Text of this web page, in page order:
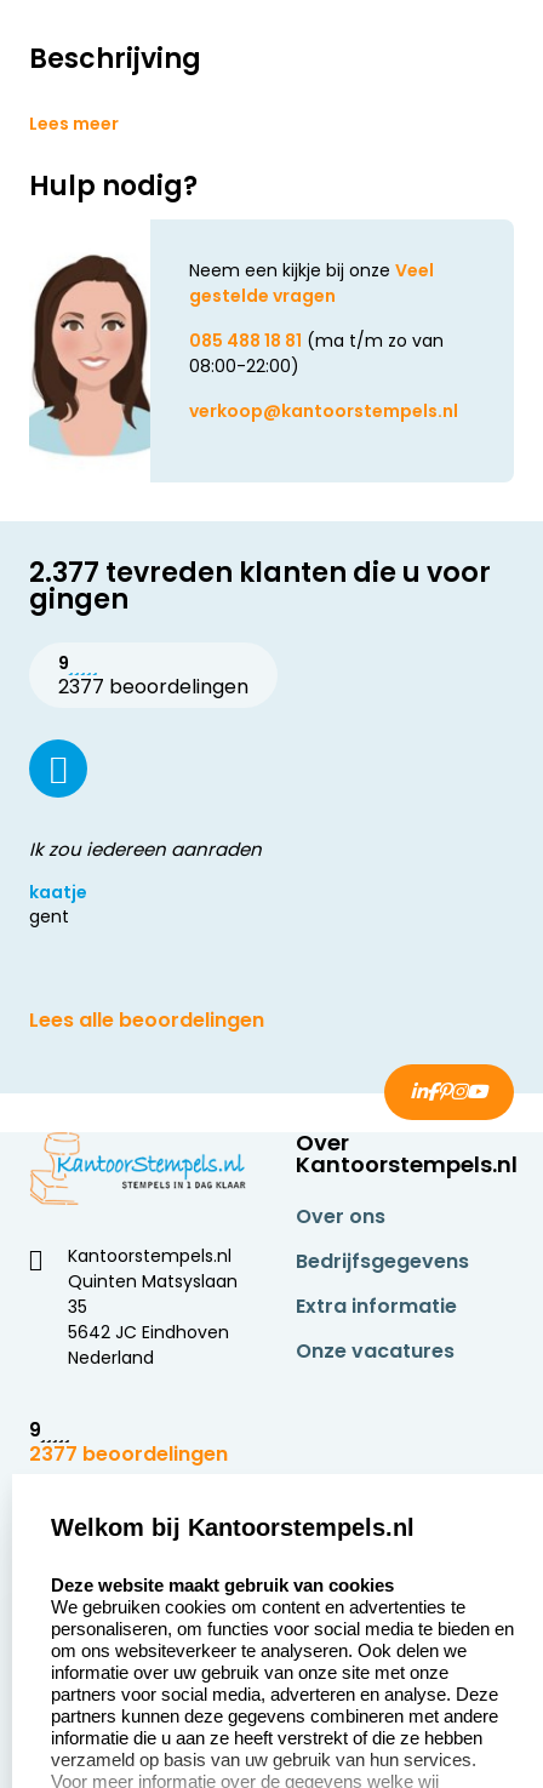
Beschrijving
Lees meer
Hulp nodig?
Neem een kijkje bij onze Veel
gestelde vragen
085 488 18 81 (ma t/m zo van
08:00-22:00)
verkoop@kantoorstempels.nl
2.377 tevreden klanten die u voor
gingen
9
2377 beoordelingen
Ik zou iedereen aanraden
kaatje
gent
Lees alle beoordelingen
Kantoorstempels.nl
Quinten Matsyslaan
35
5642 JC Eindhoven
Nederland
9
2377 beoordelingen
Over
Kantoorstempels.nl
Over ons
Bedrijfsgegevens
Extra informatie
Onze vacatures
Zakelijk:
Aanvraag op maat
Betaling &
Verzending
Wederverkoper
worden
Sale
Klantenservice:
Contact opnemen
Veel gestelde vragen
Retourneren
Herroepingsrecht
Welkom bij Kantoorstempels.nl
Deze website maakt gebruik van cookies
We gebruiken cookies om content en advertenties te
personaliseren, om functies voor social media te bieden en
om ons websiteverkeer te analyseren. Ook delen we
informatie over uw gebruik van onze site met onze
partners voor social media, adverteren en analyse. Deze
partners kunnen deze gegevens combineren met andere
informatie die u aan ze heeft verstrekt of die ze hebben
verzameld op basis van uw gebruik van hun services.
Voor meer informatie over de gegevens welke wij